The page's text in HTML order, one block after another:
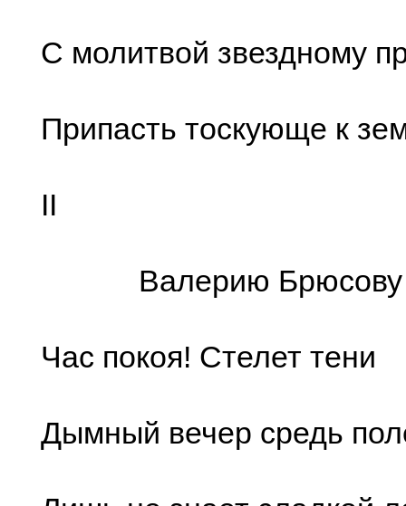
С молитвой звездному
Припасть тоскующе к
II
Валерию Брюсову
Час покоя! Стелет тени
Дымный вечер средь